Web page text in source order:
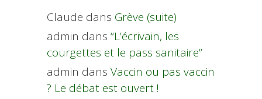
Claude dans Grève (suite)
admin dans “L’écrivain, les
courgettes et le pass sanitaire”
admin dans Vaccin ou pas vaccin
? Le débat est ouvert !